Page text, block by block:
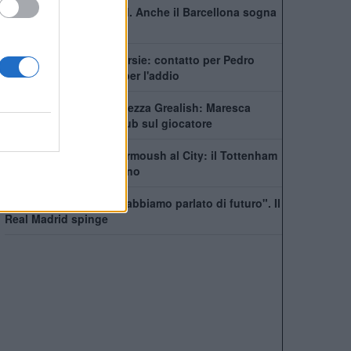
Non solo il Real Madrid. Anche il Barcellona sogna
City scatenato sulle corsie: contatto per Pedro
Neto, Savinho spinge per l'addio
Manchester City, incertezza Grealish: Maresca
prende tempo, sette club sul giocatore
Futuro in bilico per Marmoush al City: il Tottenham
si inserisce per l'egiziano
Maresca: "Rodri? Non abbiamo parlato di futuro". Il
Real Madrid spinge